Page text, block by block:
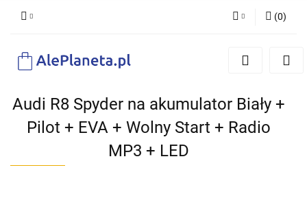
Zaloguj się
(0)
Audi R8 Spyder na akumulator Biały +
Pilot + EVA + Wolny Start + Radio
MP3 + LED